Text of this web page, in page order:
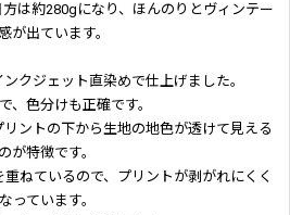
は約280gになり、ほんのりとヴィンテー
が出ています。
クジェット直染めで仕上げました。
、色分けも正確です。
ントの下から生地の地色が透けて見える
のが特徴です。
ねているので、プリントが剥がれにくく
なっています。